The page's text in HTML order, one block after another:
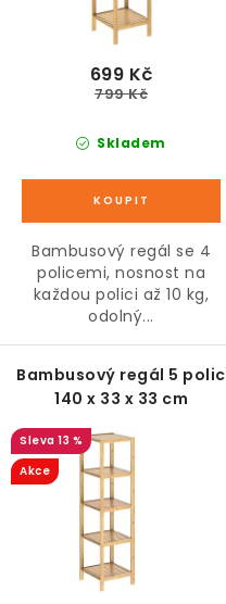
Skladem
699 Kč
799 Kč
Bambusový regál se 4
policemi, nosnost na
každou polici až 10 kg,
odolný...
Bambusový regál 5 polic
140 x 33 x 33 cm
13 %
Akce